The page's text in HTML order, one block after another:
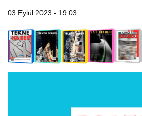
03 Eylül 2023 - 19:03